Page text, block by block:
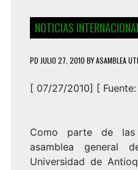
NOTICIAS
PD JULIO 27, 2010 BYASAMBLEA
[ 07/27/2010] [ Fuente:
Como parte de
asamblea general
Universidad de